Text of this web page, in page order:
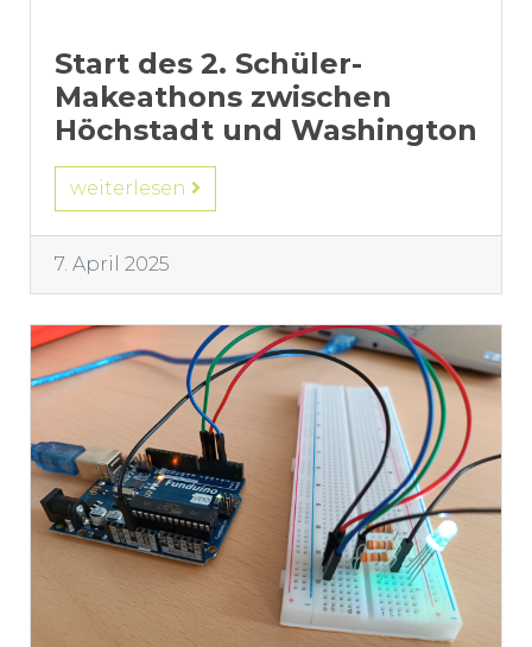
Start des 2. Schüler-
Makeathons zwischen
Höchstadt und Washington
weiterlesen
7. April 2025